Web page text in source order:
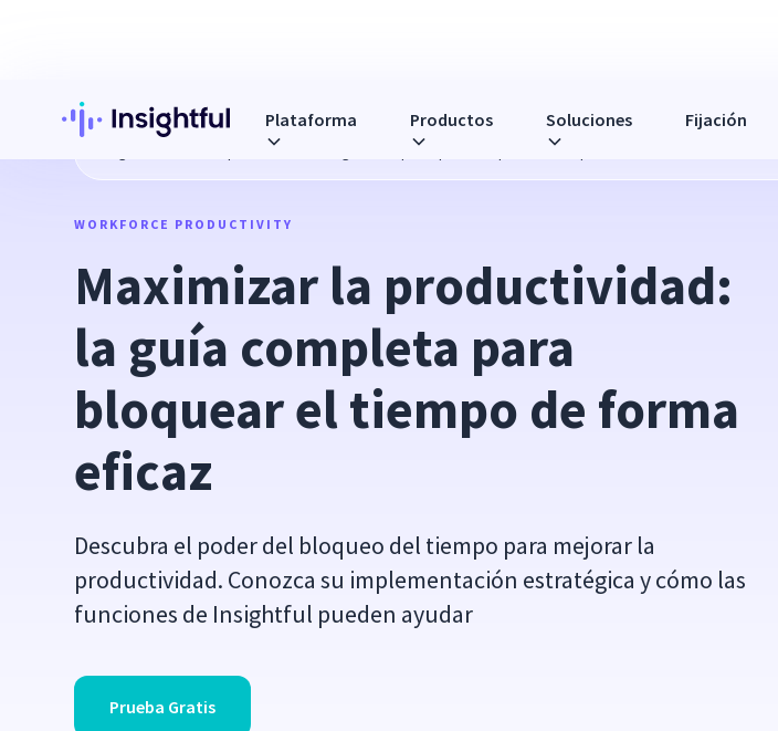
Plataforma Productos Soluciones Fijación
Maximizar la productividad: la guía completa para bloquear el tiempo de forma eficaz
WORKFORCE PRODUCTIVITY
Maximizar la productividad:
la guía completa para
bloquear el tiempo de forma
eficaz
Descubra el poder del bloqueo del tiempo para mejorar la
productividad. Conozca su implementación estratégica y cómo las
funciones de Insightful pueden ayudar
Prueba Gratis